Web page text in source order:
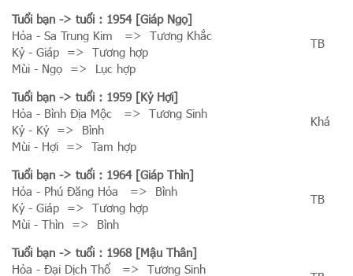
Tuổi bạn -> tuổi : 1954 [Giáp Ngọ]
Hỏa - Sa Trung Kim => Tương Khắc
Kỷ - Giáp => Tương hợp
Mùi - Ngọ => Lục hợp
TB
Tuổi bạn -> tuổi : 1959 [Kỷ Hợi]
Hỏa - Bình Địa Mộc => Tương Sinh
Kỷ - Kỷ => Bình
Mùi - Hợi => Tam hợp
Khá
Tuổi bạn -> tuổi : 1964 [Giáp Thìn]
Hỏa - Phú Đăng Hỏa => Bình
Kỷ - Giáp => Tương hợp
Mùi - Thìn => Bình
TB
Tuổi bạn -> tuổi : 1968 [Mậu Thân]
Hỏa - Đại Dịch Thổ => Tương Sinh